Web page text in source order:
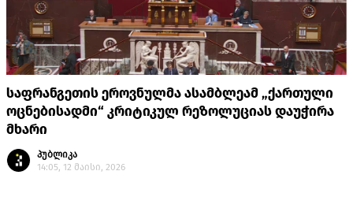
საფრანგეთის ეროვნულმა ასამბლეამ „ქართული
ოცნებისადმი“ კრიტიკულ რეზოლუციას დაუჭირა
მხარი
პუბლიკა
14:05, 12 მაისი, 2026